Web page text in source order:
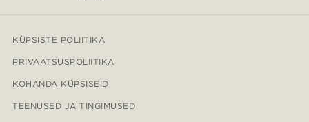
KÜPSISTE POLIITIKA
PRIVAATSUSPOLIITIKA
KOHANDA KÜPSISEID
TEENUSED JA TINGIMUSED